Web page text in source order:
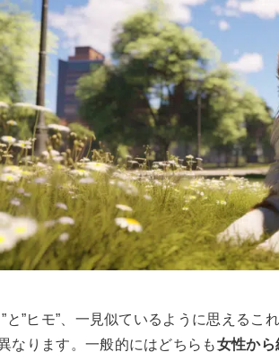
”と”ヒモ”、一見似ているように思える
なります。一般的にはどちらも女性か